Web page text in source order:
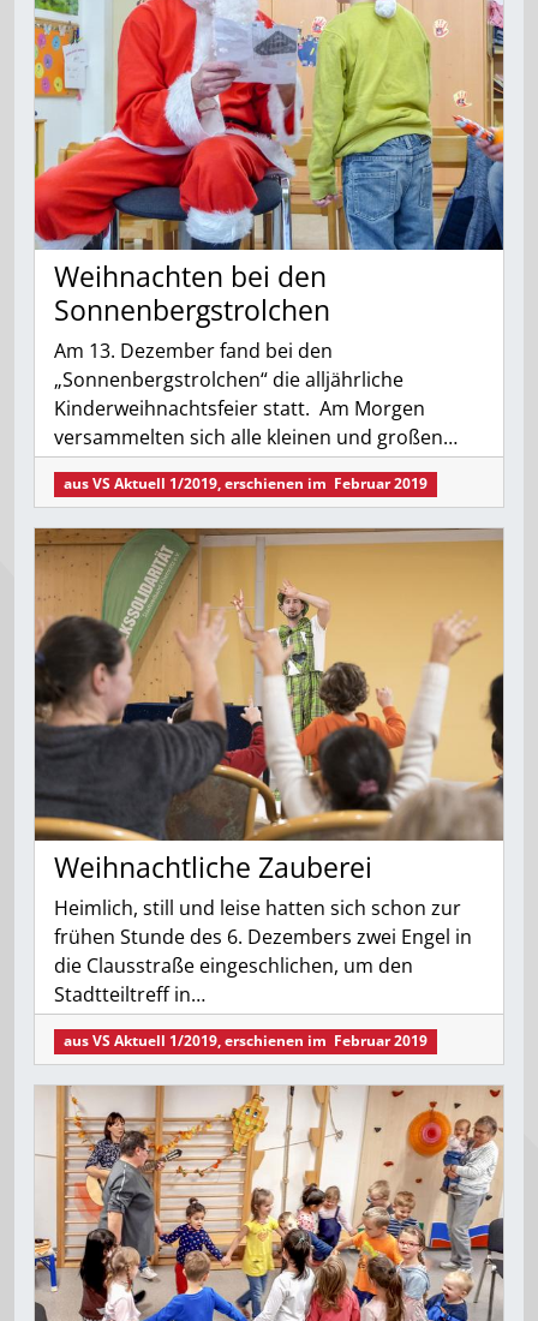
Weihnachten bei den
Sonnenbergstrolchen
Am 13. Dezember fand bei den
„Sonnenbergstrolchen“ die alljährliche
Kinderweihnachtsfeier statt. Am Morgen
versammelten sich alle kleinen und großen…
ausVS Aktuell 1/2019, erschienen im Februar 2019
Weihnachtliche Zauberei
Heimlich, still und leise hatten sich schon zur
frühen Stunde des 6. Dezembers zwei Engel in
die Clausstraße eingeschlichen, um den
Stadtteiltreff in…
ausVS Aktuell 1/2019, erschienen im Februar 2019